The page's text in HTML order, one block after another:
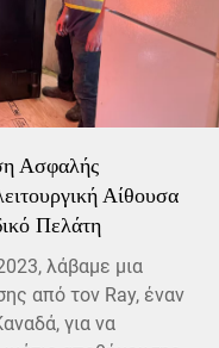
Ασφαλής
Αίθουσα
Πελάτη
λάβαμε μια
από τον Ray, έναν
για να